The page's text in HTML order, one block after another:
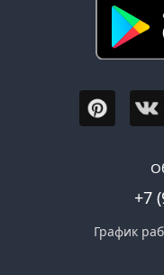
+7
График